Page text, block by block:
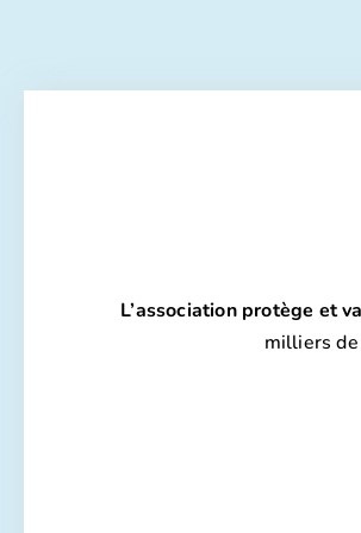
L’association protège et
milliers